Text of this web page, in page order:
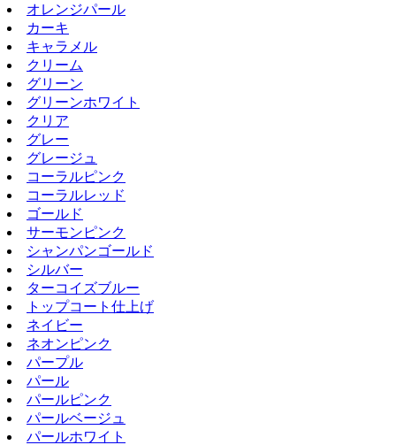
オレンジパール
カーキ
キャラメル
クリーム
グリーン
グリーンホワイト
クリア
グレー
グレージュ
コーラルピンク
コーラルレッド
ゴールド
サーモンピンク
シャンパンゴールド
シルバー
ターコイズブルー
トップコート仕上げ
ネイビー
ネオンピンク
パープル
パール
パールピンク
パールベージュ
パールホワイト